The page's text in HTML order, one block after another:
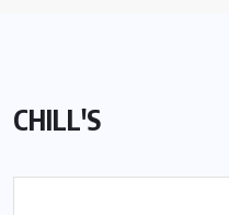
CHILL'S